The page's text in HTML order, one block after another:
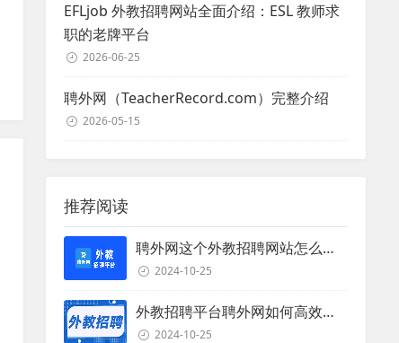
EFLjob 外教招聘网站全面介绍：ESL 教师求
职的老牌平台
2026-06-25
聘外网（TeacherRecord.com）完整介绍
2026-05-15
推荐阅读
聘外网这个外教招聘网站怎么样？
2024-10-25
外教招聘平台聘外网如何高效招聘外教？
2024-10-25